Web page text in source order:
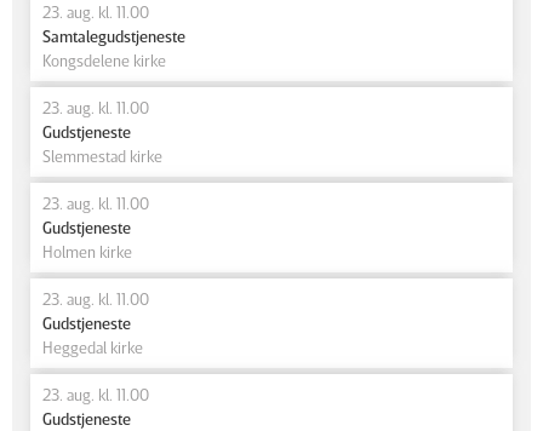
23. aug. kl. 11.00
Samtalegudstjeneste
Kongsdelene kirke
23. aug. kl. 11.00
Gudstjeneste
Slemmestad kirke
23. aug. kl. 11.00
Gudstjeneste
Holmen kirke
23. aug. kl. 11.00
Gudstjeneste
Heggedal kirke
23. aug. kl. 11.00
Gudstjeneste